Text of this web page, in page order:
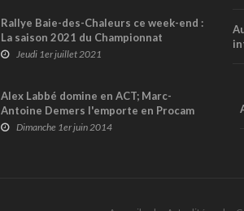
Rallye Baie-des-Chaleurs ce week-end :
La saison 2021 du Championnat
canadien débute enfin !
Jeudi 1er juillet 2021
Alex Labbé domine en ACT; Marc-
Antoine Demers l'emporte en Procam
Dimanche 1er juin 2014